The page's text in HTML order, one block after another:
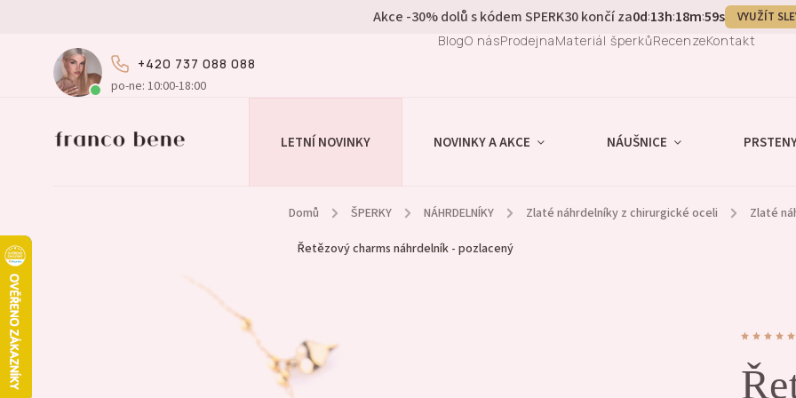
Akce -30% dolů s kódem SPERK30 končí za0d:13h:18m:58s VYUŽÍT
BlogO násProdejnaMateriál šperkůRecenzeKontakt
+420 737 088 088
po-ne: 10:00-18:00
LETNÍ NOVINKY NOVINKY A AKCE NÁUŠNICE
Domů / ŠPERKY / NÁHRDELNÍKY / Zlaté náhrdelníky z chirurgické oceli / Zlaté
Řetězový charms náhrdelník - pozlacený